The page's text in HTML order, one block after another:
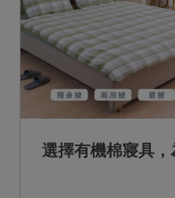
時間：2022/12/26(
貨時間：2022／09
31（六）由生產者
參考材質、觸感、厚
選擇有機棉寢具，